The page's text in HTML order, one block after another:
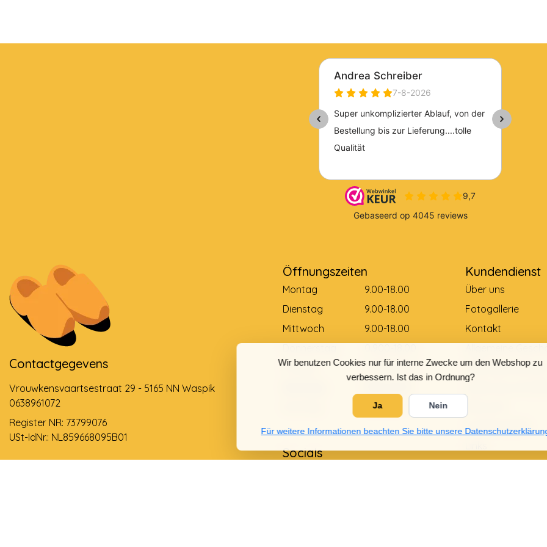
Wir benutzen Cookies nur für interne Zwecke um den Webshop zu
verbessern. Ist das in Ordnung?
Ja Nein
Für weitere Informationen beachten Sie bitte unsere
Contactgegevens
Vrouwkensvaartsestraat 29 - 5165 NN Waspik
0638961072
Register NR: 73799076
USt-IdNr.: NL859668095B01
Öffnungszeiten
Montag
9.00-18.00
Dienstag
9.00-18.00
Mittwoch
9.00-18.00
Freitag
0.900-18.00
Gesloten
Socials
Kundendienst
Über uns
Fotogallerie
Kontakt
Allgemeine
Zahlungsmethode
Größentabelle